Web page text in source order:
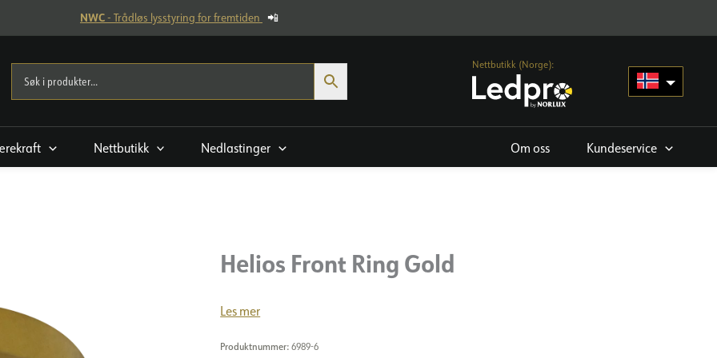
NWC- Trådløs lysstyring for fremtiden 📲
Nettbutikk (Norge):
Nettbutikk Nedlastinger Om oss Kundeservice
Helios Front Ring Gold
Les mer
Produktnummer:6989-6